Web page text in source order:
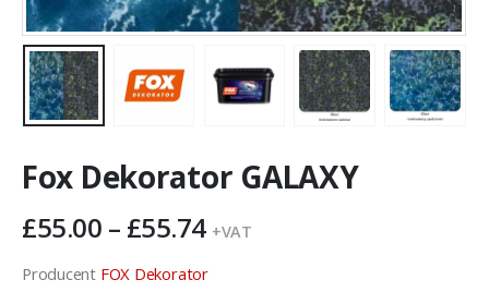
Fox Dekorator GALAXY
£55.00 – £55.74Zakres
od
+VAT
Producent FOX Dekorator